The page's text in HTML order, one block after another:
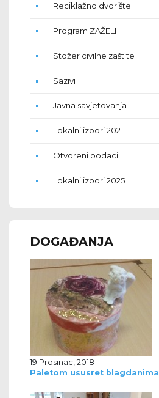
Reciklažno dvorište
Program ZAŽELI
Stožer civilne zaštite
Sazivi
Javna savjetovanja
Lokalni izbori 2021
Otvoreni podaci
Lokalni izbori 2025
DOGAĐANJA
19 Prosinac, 2018
Paletom ususret blagdanima